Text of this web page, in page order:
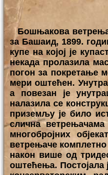
Бошњакова
за Башаид, 1899.
купе на којој је
некада пролазила
погон за покретање
мери оштећен.
а повезан је
налазила се
приземљу је било
слична
многобројних
ветрењаче
након више од
оштећења. Постојала